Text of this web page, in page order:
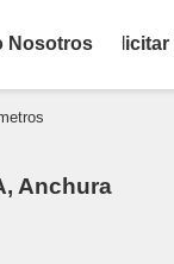
Nosotros Solicitar
Anchura